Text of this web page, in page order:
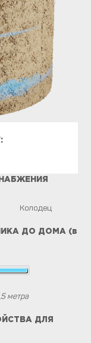
Колодец
ДО ДОМА (в
метра
ДЛЯ